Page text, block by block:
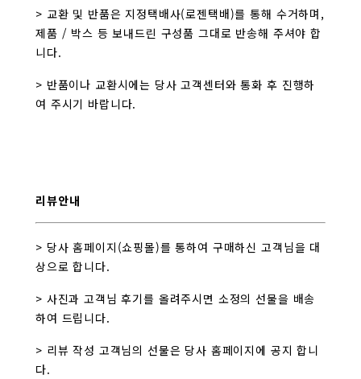
> 교환 및 반품은 지정택배사(로젠택배)를 통해 수거하며,
제품 / 박스 등 보내드린 구성품 그대로 반송해 주셔야 합
니다.
> 반품이나 교환시에는 당사 고객센터와 통화 후 진행하
여 주시기 바랍니다.
리뷰안내
> 당사 홈페이지(쇼핑몰)를 통하여 구매하신 고객님을 대
상으로 합니다.
> 사진과 고객님 후기를 올려주시면 소정의 선물을 배송
하여 드립니다.
> 리뷰 작성 고객님의 선물은 당사 홈페이지에 공지 합니
다.